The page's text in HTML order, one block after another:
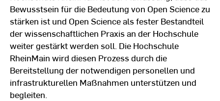
Bewusstsein für die Bedeutung von Open Science zu
stärken ist und Open Science als fester Bestandteil
der wissenschaftlichen Praxis an der Hochschule
weiter gestärkt werden soll. Die Hochschule
RheinMain wird diesen Prozess durch die
Bereitstellung der notwendigen personellen und
infrastrukturellen Maßnahmen unterstützen und
begleiten.